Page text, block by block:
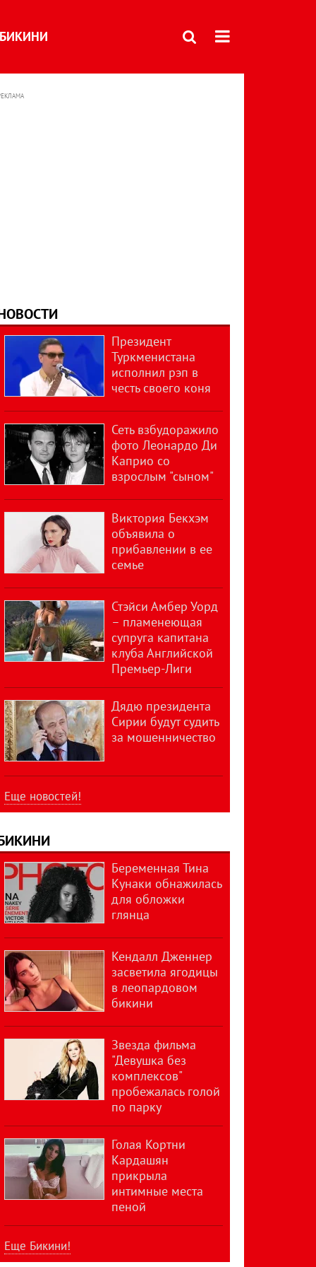
БИКИНИ
Президент
Туркменистана
исполнил рэп в
честь своего коня
Сеть взбудоражило
фото Леонардо Ди
Каприо со
взрослым "сыном"
Виктория Бекхэм
объявила о
прибавлении в ее
семье
Стэйси Амбер Уорд
– пламенеющая
супруга капитана
клуба Английской
Премьер-Лиги
Дядю президента
Сирии будут судить
за мошенничество
Еще новостей!
Беременная Тина
Кунаки обнажилась
для обложки
глянца
Кендалл Дженнер
засветила ягодицы
в леопардовом
бикини
Звезда фильма
"Девушка без
комплексов"
пробежалась голой
по парку
Голая Кортни
Кардашян
прикрыла
интимные места
пеной
Еще Бикини!